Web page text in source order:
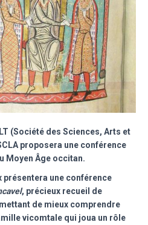
(Société des Sciences, Arts et
proposera une conférence
Moyen Âge occitan.
présentera une conférence
, précieux recueil de
de mieux comprendre
vicomtale qui joua un rôle